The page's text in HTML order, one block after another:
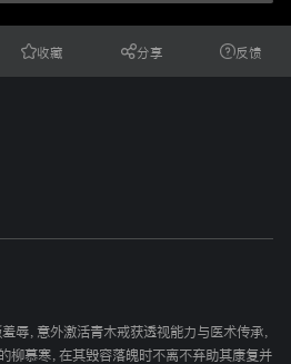
收藏 分享 反馈
辱，意外激活青木戒获透视能力与医术传承，
柳慕寒，在其毁容落魄时不离不弃助其康复并